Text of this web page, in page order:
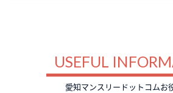
USEFUL
愛知マンスリードットコムお